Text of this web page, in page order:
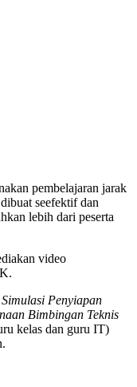
pembelajaran jarak
seefektif dan
lebih dari peserta
video
Penyiapan
Bimbingan Teknis
kelas dan guru IT)